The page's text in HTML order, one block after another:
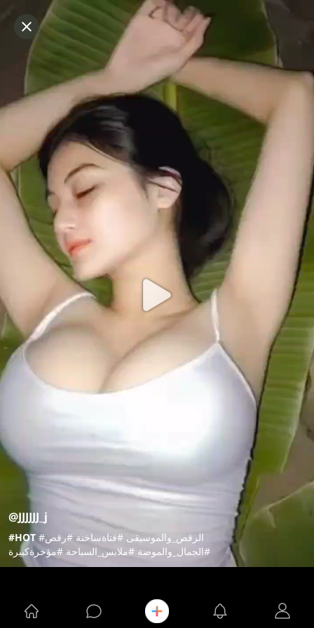
@JJJJJJ_j
#HOT #الرقص_والموسيقى #فتاةساخنة #رقص
#الجمال_والموضة #ملابس_السباحة #مؤخرةكبيرة